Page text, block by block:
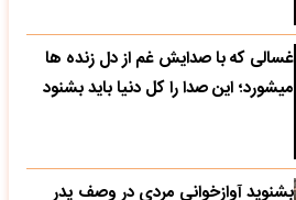
غسالی که با صدایش غم از دل زنده ها
میشورد؛ این صدا را کل دنیا باید بشنود
بشنوید آوازخوانی مردی در وصف پدر